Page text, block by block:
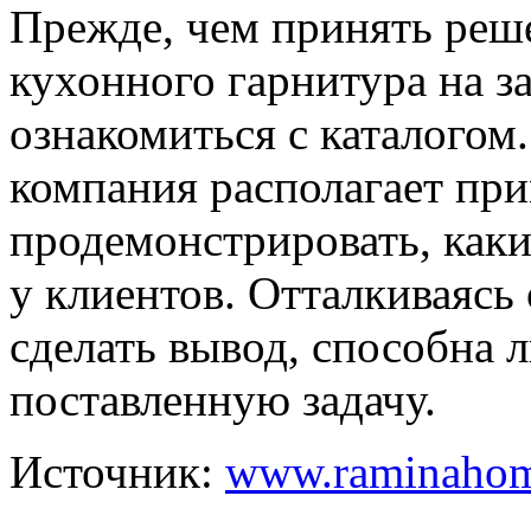
Прежде, чем принять
кухонного гарнитура на
ознакомиться с
компания располагает
продемонстрировать,
у клиентов.
сделать вывод, способна
поставленную задачу.
Источник: